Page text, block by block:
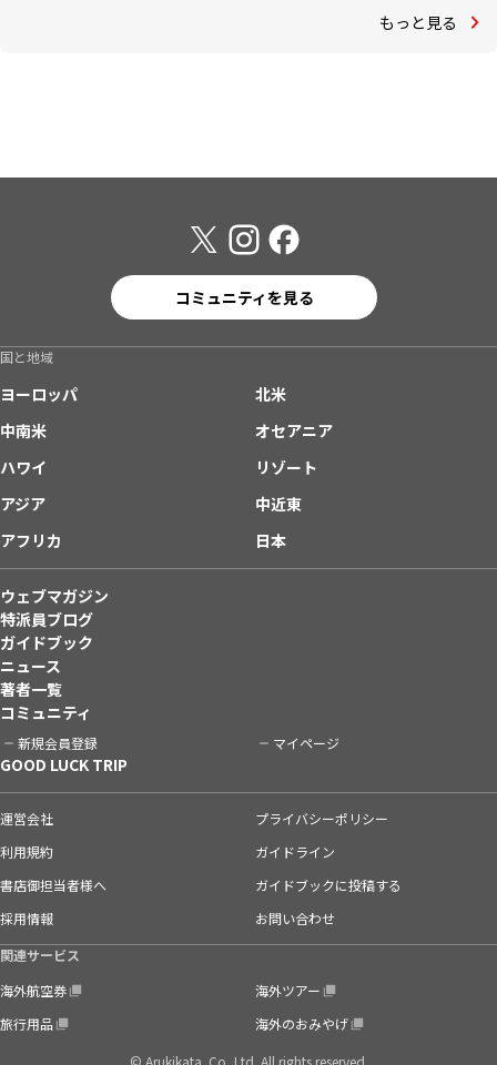
もっと見る
コミュニティを見る
国と地域
ヨーロッパ
北米
中南米
オセアニア
ハワイ
リゾート
アジア
中近東
アフリカ
日本
ウェブマガジン
特派員ブログ
ガイドブック
ニュース
著者一覧
コミュニティ
新規会員登録 マイページ
GOOD LUCK TRIP
運営会社
プライバシーポリシー
利用規約
ガイドライン
書店御担当者様へ
ガイドブックに投稿する
採用情報
お問い合わせ
関連サービス
海外航空券
海外ツアー
旅行用品
海外のおみやげ
© Arukikata. Co.,Ltd. All rights reserved.